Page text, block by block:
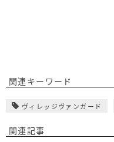
関連キーワード
ヴィレッジヴァンガード
関連記事